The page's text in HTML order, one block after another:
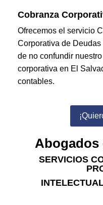
Cobranza
Ofrecemos el servicio
Corporativa de Deudas
de no confundir
corporativa en El
contables.
Abogados
SERVICIOS